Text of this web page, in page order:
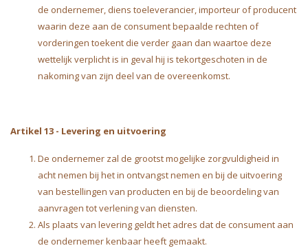
de ondernemer, diens toeleverancier, importeur of producent
waarin deze aan de consument bepaalde rechten of
vorderingen toekent die verder gaan dan waartoe deze
wettelijk verplicht is in geval hij is tekortgeschoten in de
nakoming van zijn deel van de overeenkomst.
Artikel 13 - Levering en uitvoering
De ondernemer zal de grootst mogelijke zorgvuldigheid in
acht nemen bij het in ontvangst nemen en bij de uitvoering
van bestellingen van producten en bij de beoordeling van
aanvragen tot verlening van diensten.
Als plaats van levering geldt het adres dat de consument aan
de ondernemer kenbaar heeft gemaakt.